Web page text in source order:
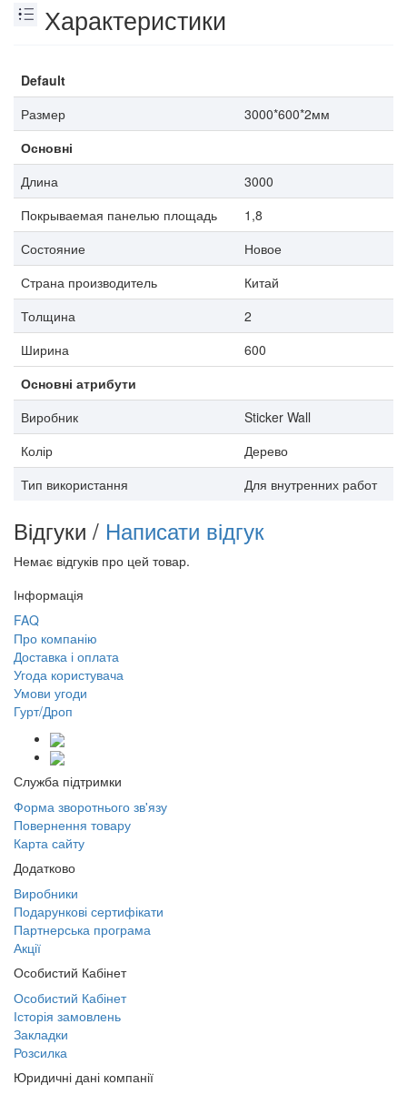
Характеристики
Default
Размер
3000*600*2мм
Основні
Длина
3000
Покрываемая панелью площадь
1,8
Состояние
Новое
Страна производитель
Китай
Толщина
2
Ширина
600
Основні атрибути
Виробник
Sticker Wall
Колір
Дерево
Тип використання
Для внутренних работ
Відгуки / Написати відгук
Немає відгуків про цей товар.
Інформація
FAQ
Про компанію
Доставка і оплата
Угода користувача
Умови угоди
Гурт/Дроп
Служба підтримки
Форма зворотнього зв'язу
Повернення товару
Карта сайту
Додатково
Виробники
Подарункові сертифікати
Партнерська програма
Акції
Особистий Кабінет
Особистий Кабінет
Історія замовлень
Закладки
Розсилка
Юридичні дані компанії